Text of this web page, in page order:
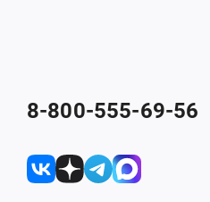
8-800-555-69-56